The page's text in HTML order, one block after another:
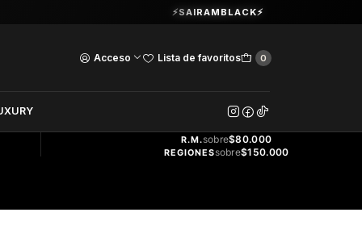
Acceso Lista de favoritos 0
Guardia Vieja 202. Oficina 102.Ver Horarios
⚡SAIRAMBLACK⚡
GRATIS
R.M.sobre$80.000
REGIONESsobre$150.000